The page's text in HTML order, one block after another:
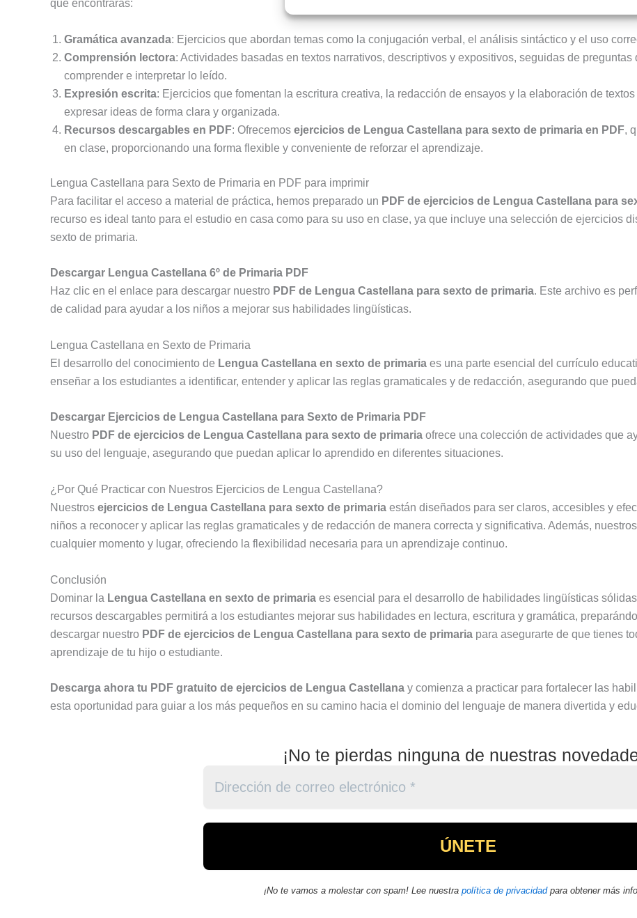
que encontrarás:
Gramática avanzada: Ejercicios que abordan temas como la conjugación verbal, el análisis sintáctico y el uso
Comprensión lectora: Actividades basadas en textos narrativos, descriptivos y expositivos, seguidas de
comprender e interpretar lo leído.
Expresión escrita: Ejercicios que fomentan la escritura creativa, la redacción de ensayos y la elaboración de
expresar ideas de forma clara y organizada.
Recursos descargables en PDF: Ofrecemos ejercicios de Lengua Castellana para sexto de primaria en PDF,
en clase, proporcionando una forma flexible y conveniente de reforzar el aprendizaje.
Lengua Castellana para Sexto de Primaria en PDF para imprimir
Para facilitar el acceso a material de práctica, hemos preparado un PDF de ejercicios de Lengua Castellana para
recurso es ideal tanto para el estudio en casa como para su uso en clase, ya que incluye una selección de ejercicios
sexto de primaria.
Descargar Lengua Castellana 6º de Primaria PDF
Haz clic en el enlace para descargar nuestro PDF de Lengua Castellana para sexto de primaria. Este archivo es
de calidad para ayudar a los niños a mejorar sus habilidades lingüísticas.
Lengua Castellana en Sexto de Primaria
El desarrollo del conocimiento de Lengua Castellana en sexto de primaria es una parte esencial del currículo
enseñar a los estudiantes a identificar, entender y aplicar las reglas gramaticales y de redacción, asegurando que
Descargar Ejercicios de Lengua Castellana para Sexto de Primaria PDF
Nuestro PDF de ejercicios de Lengua Castellana para sexto de primaria ofrece una colección de actividades que
su uso del lenguaje, asegurando que puedan aplicar lo aprendido en diferentes situaciones.
¿Por Qué Practicar con Nuestros Ejercicios de Lengua Castellana?
Nuestros ejercicios de Lengua Castellana para sexto de primaria están diseñados para ser claros, accesibles y
niños a reconocer y aplicar las reglas gramaticales y de redacción de manera correcta y significativa. Además, nuestros
cualquier momento y lugar, ofreciendo la flexibilidad necesaria para un aprendizaje continuo.
Conclusión
Dominar la Lengua Castellana en sexto de primaria es esencial para el desarrollo de habilidades lingüísticas
recursos descargables permitirá a los estudiantes mejorar sus habilidades en lectura, escritura y gramática,
descargar nuestro PDF de ejercicios de Lengua Castellana para sexto de primaria para asegurarte de que tienes
aprendizaje de tu hijo o estudiante.
Descarga ahora tu PDF gratuito de ejercicios de Lengua Castellana y comienza a practicar para fortalecer las
esta oportunidad para guiar a los más pequeños en su camino hacia el dominio del lenguaje de manera divertida y
¡No te pierdas ninguna de nuestras
¡No te vamos a molestar con spam! Lee nuestra política de privacidadpara obtener más